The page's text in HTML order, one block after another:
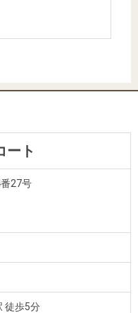
ート
27号
徒歩5分